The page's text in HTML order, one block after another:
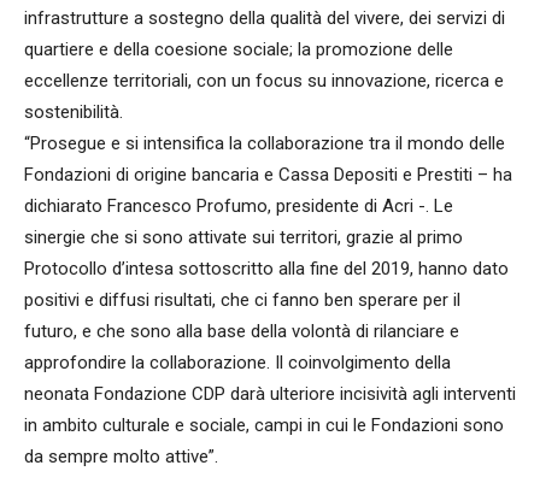
infrastrutture a sostegno della qualità del vivere, dei servizi di
quartiere e della coesione sociale; la promozione delle
eccellenze territoriali, con un focus su innovazione, ricerca e
sostenibilità.
“Prosegue e si intensifica la collaborazione tra il mondo delle
Fondazioni di origine bancaria e Cassa Depositi e Prestiti – ha
dichiarato Francesco Profumo, presidente di Acri -. Le
sinergie che si sono attivate sui territori, grazie al primo
Protocollo d’intesa sottoscritto alla fine del 2019, hanno dato
positivi e diffusi risultati, che ci fanno ben sperare per il
futuro, e che sono alla base della volontà di rilanciare e
approfondire la collaborazione. Il coinvolgimento della
neonata Fondazione CDP darà ulteriore incisività agli interventi
in ambito culturale e sociale, campi in cui le Fondazioni sono
da sempre molto attive”.